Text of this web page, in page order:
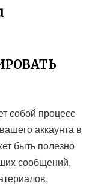
собой процесс
аккаунта в
быть полезно
сообщений,